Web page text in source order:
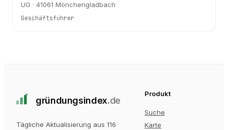
UG · 41061 Mönchengladbach
Geschäftsführer
gründungsindex.de
Tägliche Aktualisierung aus 116
Produkt
Suche
Karte